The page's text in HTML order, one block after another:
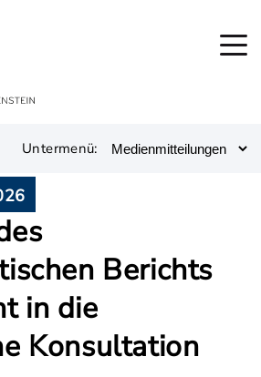
Untermenü:
Berichts
in die
Konsultation